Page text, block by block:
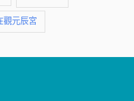
觀元辰宮